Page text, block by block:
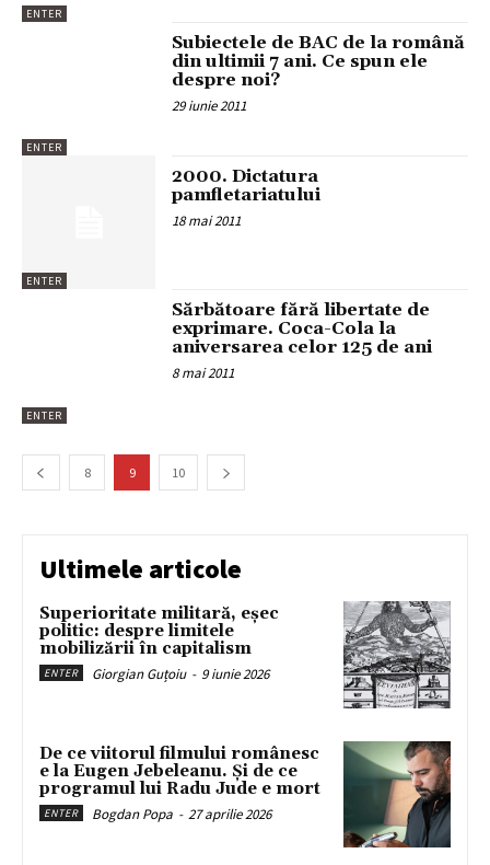
ENTER
ENTER
Subiectele de BAC de la română
din ultimii 7 ani. Ce spun ele
despre noi?
29 iunie 2011
ENTER
2000. Dictatura
pamfletariatului
18 mai 2011
ENTER
Sărbătoare fără libertate de
exprimare. Coca-Cola la
aniversarea celor 125 de ani
8 mai 2011
8 9 10
Ultimele articole
Superioritate militară, eșec
politic: despre limitele
mobilizării în capitalism
ENTER Giorgian Guțoiu - 9 iunie 2026
De ce viitorul filmului românesc
e la Eugen Jebeleanu. Și de ce
programul lui Radu Jude e mort
ENTER Bogdan Popa - 27 aprilie 2026